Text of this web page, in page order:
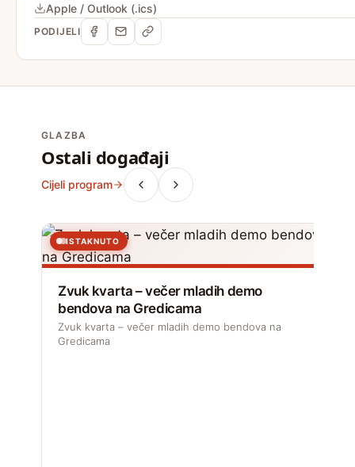
Apple / Outlook (.ics)
PODIJELI
GLAZBA
Ostali događaji
Cijeli program
ISTAKNUTO
Zvuk kvarta – večer mladih demo
bendova na Gredicama
Zvuk kvarta – večer mladih demo bendova na
Gredicama